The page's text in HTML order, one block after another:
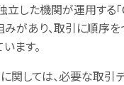
立した機関が運用する
みがあり、取引に順序
ます。
に関しては、必要な取